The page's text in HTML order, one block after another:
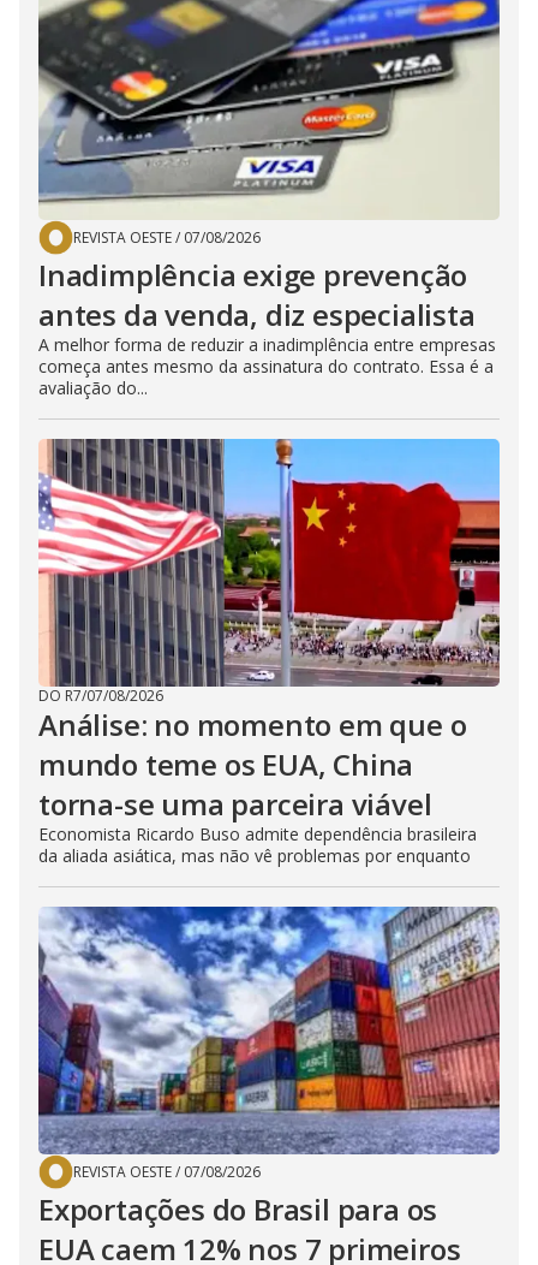
REVISTA OESTE/ 07/08/2026
Inadimplência exige prevenção
antes da venda, diz especialista
A melhor forma de reduzir a inadimplência entre empresas
começa antes mesmo da assinatura do contrato. Essa é a
avaliação do...
DO R7/07/08/2026
Análise: no momento em que o
mundo teme os EUA, China
torna-se uma parceira viável
Economista Ricardo Buso admite dependência brasileira
da aliada asiática, mas não vê problemas por enquanto
REVISTA OESTE/ 07/08/2026
Exportações do Brasil para os
EUA caem 12% nos 7 primeiros